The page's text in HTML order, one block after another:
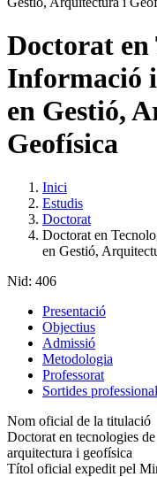
Doctorat en
Informació
en Gestió,
Geofísica
Inici
Estudis
Doctorat
Doctorat en
en Gestió,
Nid: 406
Presentació
Objectius
Admissió
Metodologia
Professorat
Sortides
Nom oficial de la titulació
Doctorat en tecnologies
arquitectura i geofísica
Títol oficial expedit pel